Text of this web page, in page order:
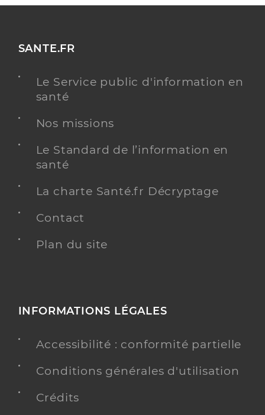
SANTE.FR
Le Service public d'information en
santé
Nos missions
Le Standard de l’information en
santé
La charte Santé.fr Décryptage
Contact
Plan du site
INFORMATIONS LÉGALES
Accessibilité : conformité partielle
Conditions générales d'utilisation
Crédits